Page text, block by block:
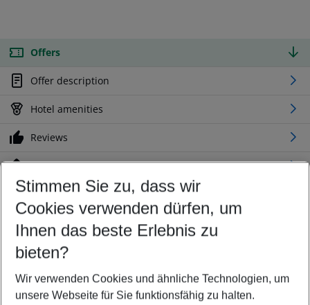
Offers
Offer description
Hotel amenities
Reviews
Location
Customize your offer
Find the perfect deal which suits your best
Your departure airport
Any airport
Select your date range
08/08/26–06/08/27 5-8 nights
Stimmen Sie zu, dass wir
Cookies verwenden dürfen, um
Ihnen das beste Erlebnis zu
bieten?
Wir verwenden Cookies und ähnliche Technologien, um
unsere Webseite für Sie funktionsfähig zu halten.